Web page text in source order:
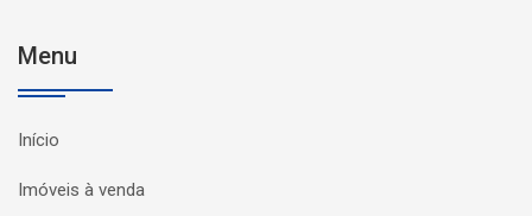
Menu
Início
Imóveis à venda